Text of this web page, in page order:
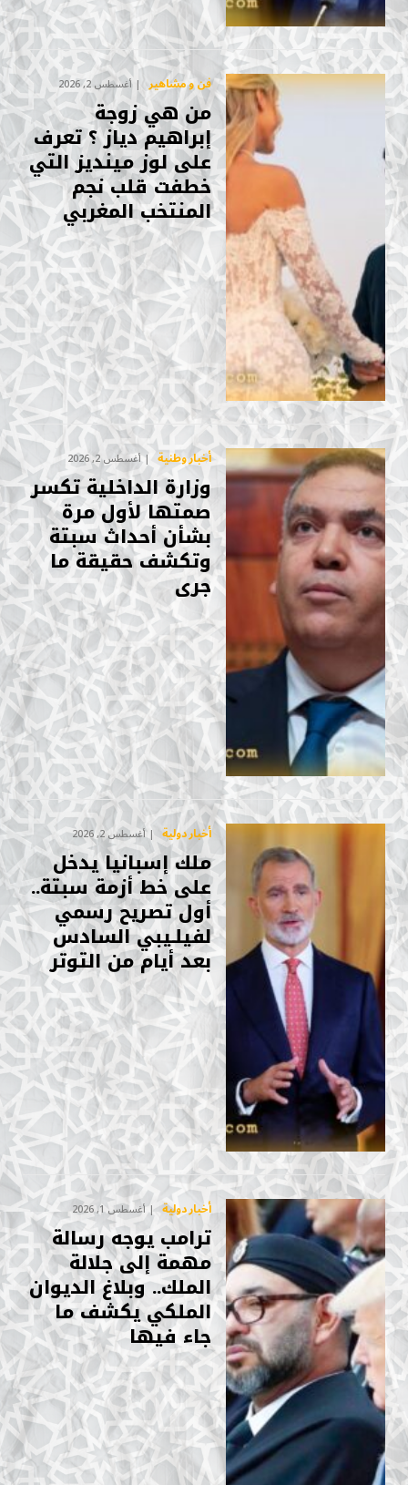
فن و مشاهير أغسطس 2, 2026
من هي زوجة
إبراهيم دياز ؟ تعرف
على لوز مينديز التي
خطفت قلب نجم
المنتخب المغربي
أخبار وطنية أغسطس 2, 2026
وزارة الداخلية تكسر
صمتها لأول مرة
بشأن أحداث سبتة
وتكشف حقيقة ما
جرى
أخبار دولية أغسطس 2, 2026
ملك إسبانيا يدخل
على خط أزمة سبتة..
أول تصريح رسمي
لفيلـيبي السادس
بعد أيام من التوتر
أخبار دولية أغسطس 1, 2026
ترامب يوجه رسالة
مهمة إلى جلالة
الملك.. وبلاغ الديوان
الملكي يكشف ما
جاء فيها